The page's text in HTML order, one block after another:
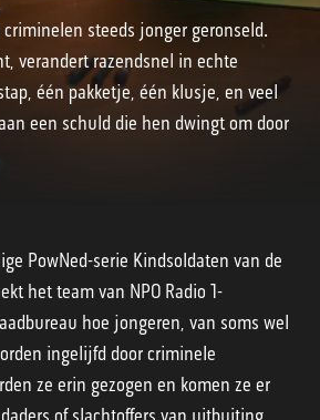
steeds jonger geronseld.
verandert razendsnel in echte
één pakketje, één klusje, en veel
een schuld die hen dwingt om door
PowNed-serie Kindsoldaten van de
het team van NPO Radio 1-
hoe jongeren, van soms wel
ingelijfd door criminele
ze erin gezogen en komen ze er
of slachtoffers van uitbuiting